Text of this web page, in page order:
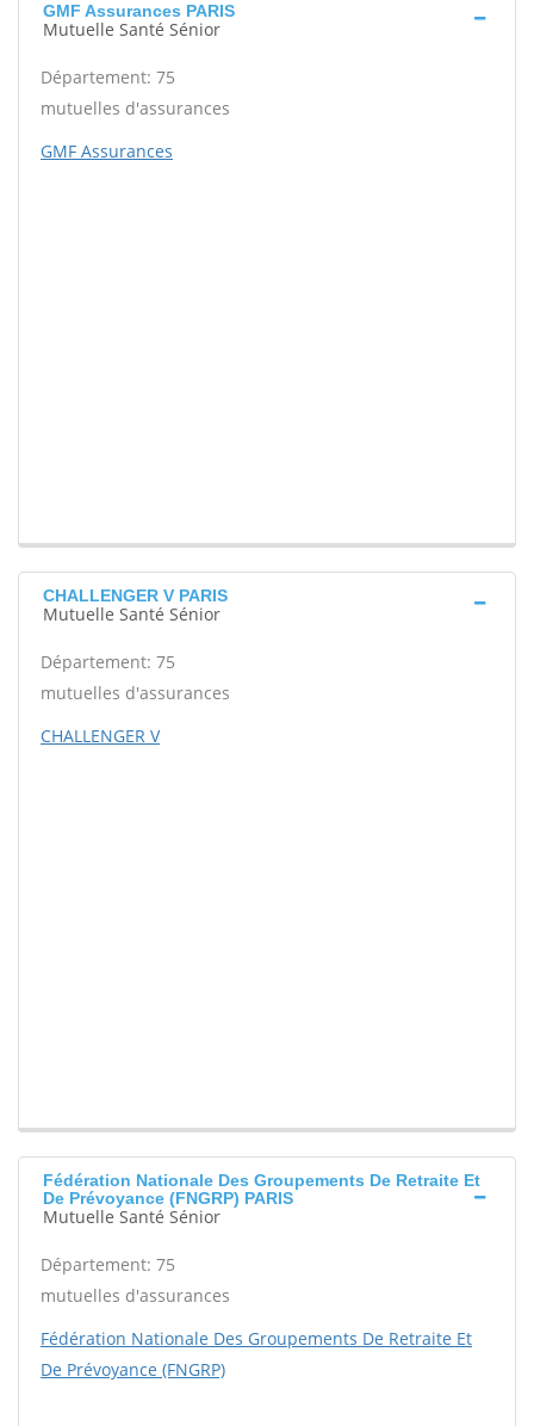
GMF Assurances PARIS
Mutuelle Santé Sénior
Département: 75
mutuelles d'assurances
GMF Assurances
CHALLENGER V PARIS
Mutuelle Santé Sénior
Département: 75
mutuelles d'assurances
CHALLENGER V
Fédération Nationale Des Groupements De Retraite Et
De Prévoyance (FNGRP) PARIS
Mutuelle Santé Sénior
Département: 75
mutuelles d'assurances
Fédération Nationale Des Groupements De Retraite Et
De Prévoyance (FNGRP)